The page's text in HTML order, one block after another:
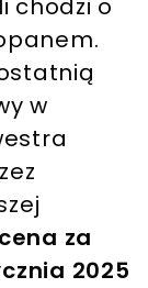
chodzi o
w
cena za
2025